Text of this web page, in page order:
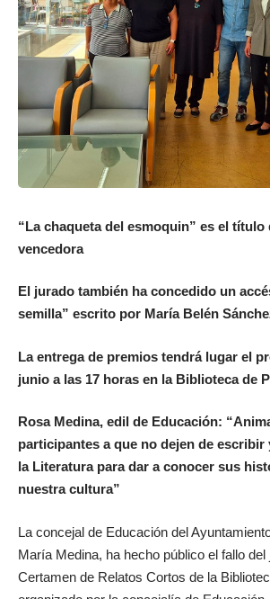
“La chaqueta del esmoquin” es el título
vencedora
El jurado también ha concedido un
semilla” escrito por María Belén
La entrega de premios tendrá lugar el
junio a las 17 horas en la Biblioteca de
Rosa Medina, edil de Educación:
participantes a que no dejen de
la Literatura para dar a conocer sus
nuestra cultura”
La concejal de Educación del
María Medina, ha hecho público el fallo del
Certamen de Relatos Cortos de la